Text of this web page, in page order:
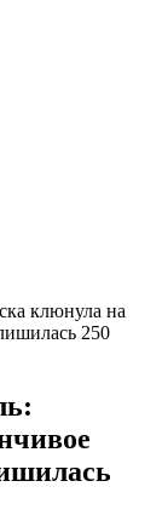
клюнула на
250